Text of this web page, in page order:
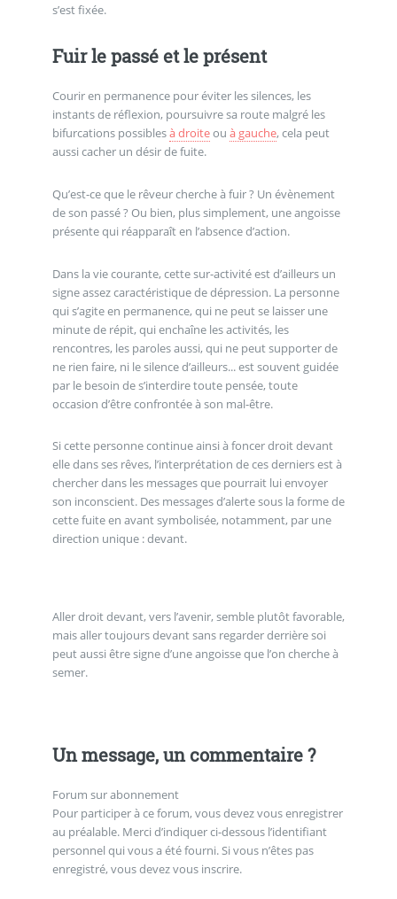
s’est fixée.
Fuir le passé et le présent
Courir en permanence pour éviter les silences, les
instants de réflexion, poursuivre sa route malgré les
bifurcations possiblesà droiteou à gauche, cela peut
aussi cacher un désir de fuite.
Qu’est-ce que le rêveur cherche à fuir ? Un évènement
de son passé ? Ou bien, plus simplement, une angoisse
présente qui réapparaît en l’absence d’action.
Dans la vie courante, cette sur-activité est d’ailleurs un
signe assez caractéristique de dépression. La personne
qui s’agite en permanence, qui ne peut se laisser une
minute de répit, qui enchaîne les activités, les
rencontres, les paroles aussi, qui ne peut supporter de
ne rien faire, ni le silence d’ailleurs... est souvent guidée
par le besoin de s’interdire toute pensée, toute
occasion d’être confrontée à son mal-être.
Si cette personne continue ainsi à foncer droit devant
elle dans ses rêves, l’interprétation de ces derniers est à
chercher dans les messages que pourrait lui envoyer
son inconscient. Des messages d’alerte sous la forme de
cette fuite en avant symbolisée, notamment, par une
direction unique : devant.
Aller droit devant, vers l’avenir, semble plutôt favorable,
mais aller toujours devant sans regarder derrière soi
peut aussi être signe d’une angoisse que l’on cherche à
semer.
Un message, un commentaire ?
Forum sur abonnement
Pour participer à ce forum, vous devez vous enregistrer
au préalable. Merci d’indiquer ci-dessous l’identifiant
personnel qui vous a été fourni. Si vous n’êtes pas
enregistré, vous devez vous inscrire.